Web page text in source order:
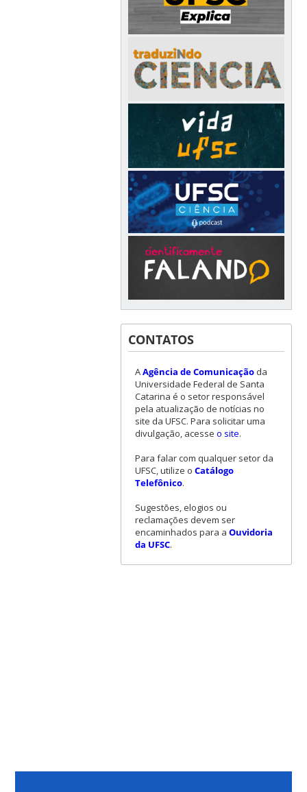
CONTATOS
AAgência de Comunicaçãoda
Universidade Federal de Santa
Catarina é o setor responsável
pela atualização de notícias no
site da UFSC. Para solicitar uma
divulgação, acesse o site.
Para falar com qualquer setor da
UFSC, utilize o Catálogo
Telefônico.
Sugestões, elogios ou
reclamações devem ser
encaminhados para a Ouvidoria
da UFSC.